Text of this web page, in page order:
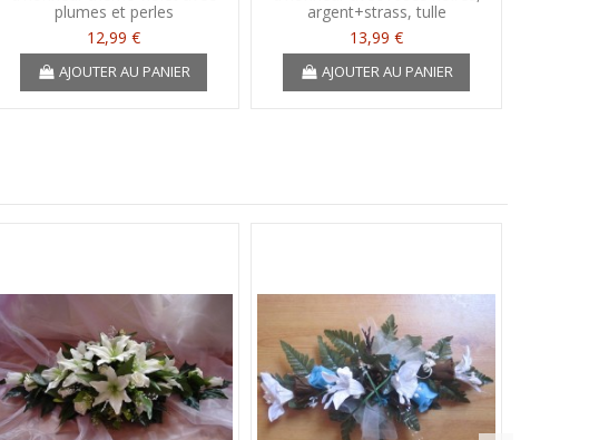
plumes et perles
12,99 €
AJOUTER AU PANIER
argent+strass, tulle
13,99 €
AJOUTER AU PANIER